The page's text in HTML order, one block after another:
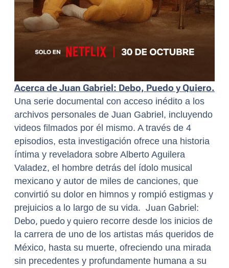
Acerca de Juan Gabriel: Debo, Puedo y Quiero.
Una serie documental con acceso inédito a los
archivos personales de Juan Gabriel, incluyendo
videos filmados por él mismo. A través de 4
episodios, esta investigación ofrece una historia
íntima y reveladora sobre Alberto Aguilera
Valadez, el hombre detrás del ídolo musical
mexicano y autor de miles de canciones, que
convirtió su dolor en himnos y rompió estigmas y
prejuicios a lo largo de su vida. Juan Gabriel:
Debo, puedo y quiero recorre desde los inicios de
la carrera de uno de los artistas más queridos de
México, hasta su muerte, ofreciendo una mirada
sin precedentes y profundamente humana a su